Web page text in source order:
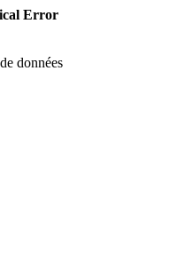
Error
données